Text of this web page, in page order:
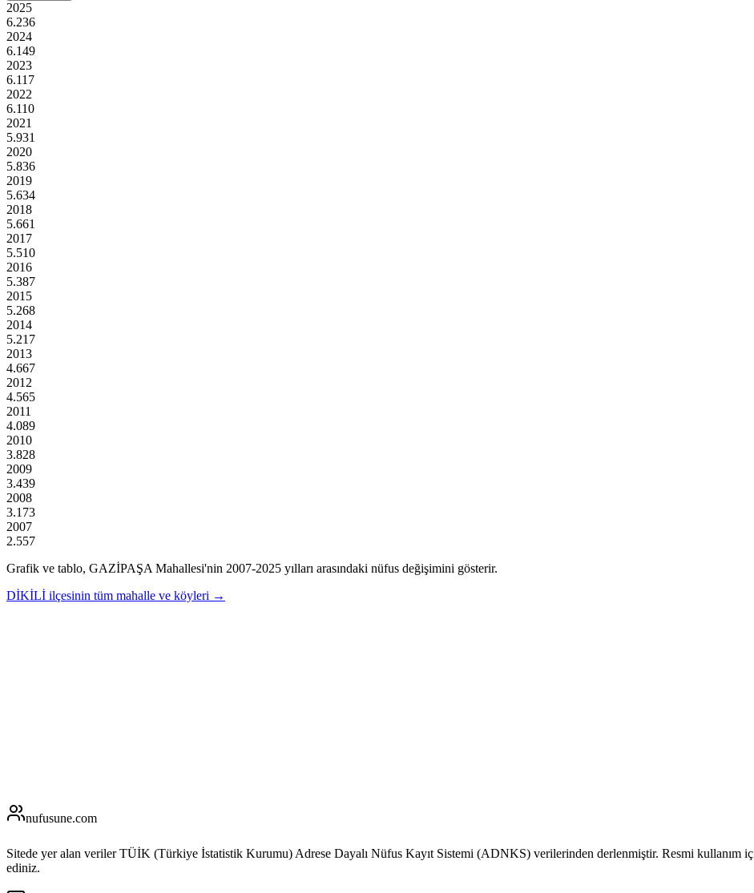
2025
6.236
2024
6.149
2023
6.117
2022
6.110
2021
5.931
2020
5.836
2019
5.634
2018
5.661
2017
5.510
2016
5.387
2015
5.268
2014
5.217
2013
4.667
2012
4.565
2011
4.089
2010
3.828
2009
3.439
2008
3.173
2007
2.557
Grafik ve tablo, GAZİPAŞA Mahallesi'nin 2007-2025 yılları arasındaki nüfus değişimini gösterir.
DİKİLİ ilçesinin tüm mahalle ve köyleri →
nufusune.com
Sitede yer alan veriler TÜİK (Türkiye İstatistik Kurumu) Adrese Dayalı Nüfus Kayıt Sistemi (ADNKS) verilerinden derlenmiştir. Resmi kullanım
ediniz.